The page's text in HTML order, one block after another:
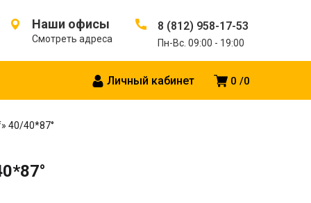
Наши офисы
Смотреть адреса
8 (812) 958-17-53
Пн-Вс. 09:00 - 19:00
0 0
Личный кабинет
40/40*87°